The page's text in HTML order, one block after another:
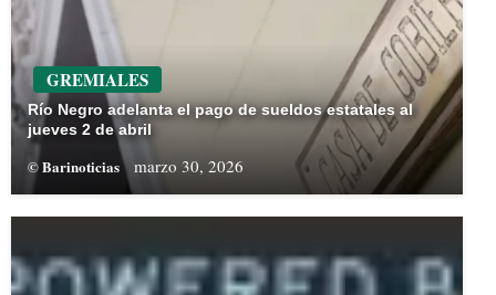
GREMIALES
Río Negro adelanta el pago de sueldos estatales al
jueves 2 de abril
© Barinoticias marzo 30, 2026